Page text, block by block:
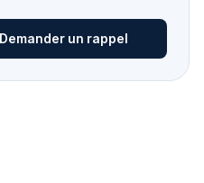
Demander un rappel